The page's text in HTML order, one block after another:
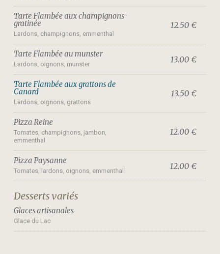
Tarte Flambée aux champignons-
gratinée
Lardons, champignons, emmenthal
12.50 €
Tarte Flambée au munster
Lardons, oignons, munster 13.00 €
Tarte Flambée aux grattons de
Canard
Lardons, oignons, grattons
13.50 €
Pizza Reine
Tomates, champignons, jambon,
emmenthal
12.00 €
Pizza Paysanne
Tomates, lardons, oignons, emmenthal 12.00 €
Desserts variés
Glaces artisanales
Glace du Lac